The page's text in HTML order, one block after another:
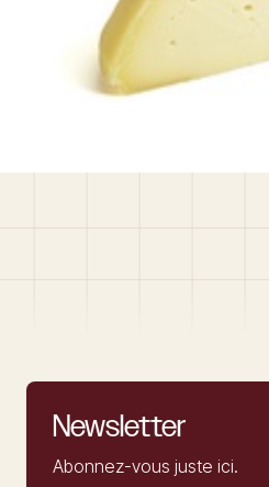
Newsletter
Abonnez-vous juste ici.